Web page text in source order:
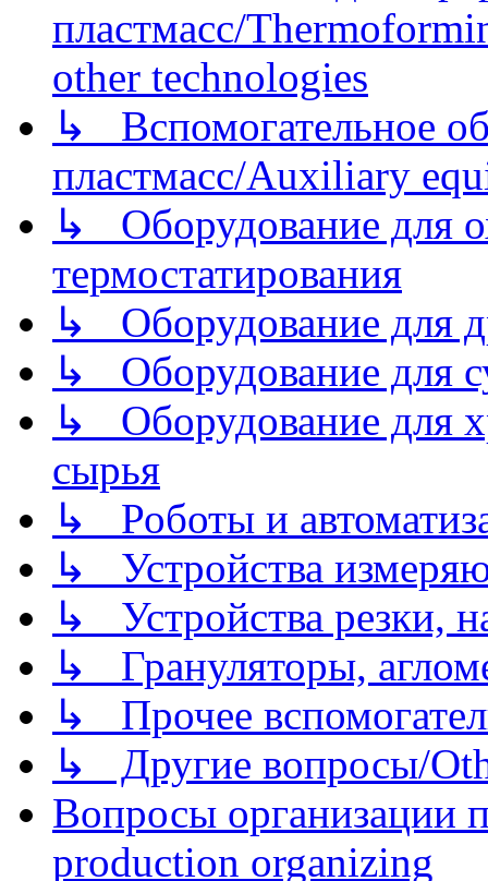
пластмасс/
other technologies
↳ Вспомогательное
пластмасс/Auxiliary
↳ Оборудование для
термостатирования
↳ Оборудование для
↳ Оборудование для
↳ Оборудование для
сырья
↳ Роботы и
↳ Устройства
↳ Устройства резки,
↳ Грануляторы,
↳ Прочее
↳ Другие вопросы/
Вопросы организации
production organizing